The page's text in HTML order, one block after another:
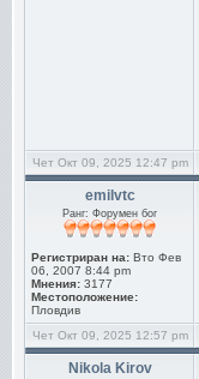
Чет Окт 09, 2025 12:47 pm
emilvtc
Ранг: Форумен бог
Регистриран на: Вто Фев
06, 2007 8:44 pm
Мнения: 3177
Местоположение:
Пловдив
Чет Окт 09, 2025 12:57 pm
Nikola Kirov